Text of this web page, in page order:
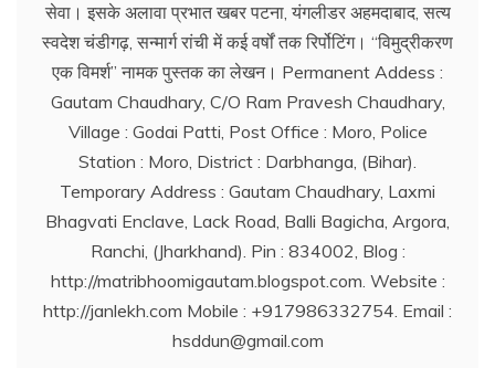
सेवा। इसके अलावा प्रभात खबर पटना, यंगलीडर अहमदाबाद, सत्य
स्वदेश चंडीगढ़, सन्मार्ग रांची में कई वर्षों तक रिर्पोटिंग। ‘‘विमुद्रीकरण
एक विमर्श’’ नामक पुस्तक का लेखन। Permanent Addess :
Gautam Chaudhary, C/O Ram Pravesh Chaudhary,
Village : Godai Patti, Post Office : Moro, Police
Station : Moro, District : Darbhanga, (Bihar).
Temporary Address : Gautam Chaudhary, Laxmi
Bhagvati Enclave, Lack Road, Balli Bagicha, Argora,
Ranchi, (Jharkhand). Pin : 834002, Blog :
http://matribhoomigautam.blogspot.com. Website :
http://janlekh.com Mobile : +917986332754. Email :
hsddun@gmail.com